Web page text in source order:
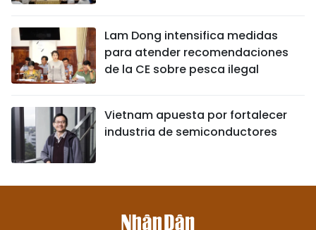
Lam Dong intensifica medidas
para atender recomendaciones
de la CE sobre pesca ilegal
Vietnam apuesta por fortalecer
industria de semiconductores